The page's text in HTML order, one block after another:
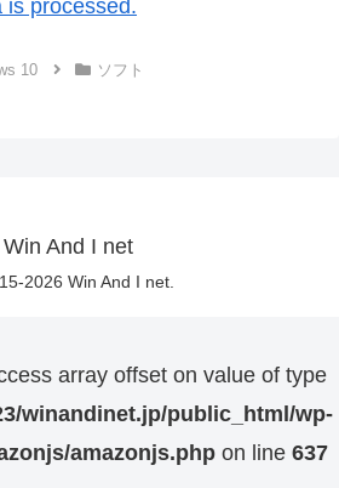
is processed.
10 ソフト
Win And I net
2026 Win And I net.
array offset on value of type
winandinet.jp/public_html/wp-
amazonjs.php on line 637